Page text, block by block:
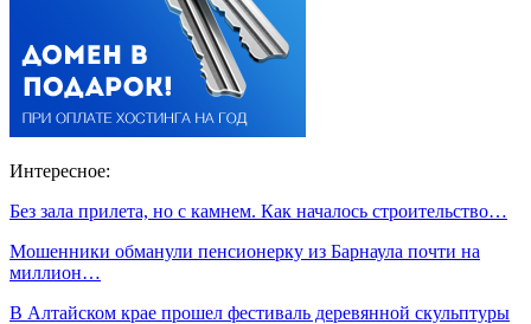
Интересное:
Без зала прилета, но с камнем. Как началось строительство…
Мошенники обманули пенсионерку из Барнаула почти на
миллион…
В Алтайском крае прошел фестиваль деревянной скульптуры